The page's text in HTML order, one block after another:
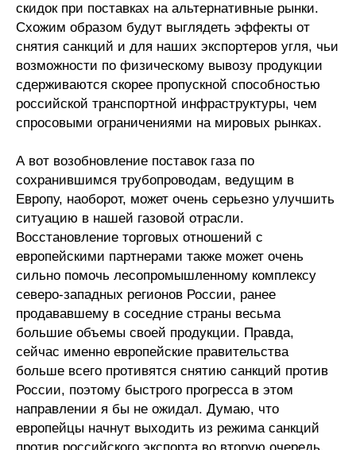
скидок при поставках на альтернативные рынки.
Схожим образом будут выглядеть эффекты от
снятия санкций и для наших экспортеров угля, чьи
возможности по физическому вывозу продукции
сдерживаются скорее пропускной способностью
российской транспортной инфраструктуры, чем
спросовыми ограничениями на мировых рынках.
А вот возобновление поставок газа по
сохранившимся трубопроводам, ведущим в
Европу, наоборот, может очень серьезно улучшить
ситуацию в нашей газовой отрасли.
Восстановление торговых отношений с
европейскими партнерами также может очень
сильно помочь лесопромышленному комплексу
северо-западных регионов России, ранее
продававшему в соседние страны весьма
большие объемы своей продукции. Правда,
сейчас именно европейские правительства
больше всего противятся снятию санкций против
России, поэтому быстрого прогресса в этом
направлении я бы не ожидал. Думаю, что
европейцы начнут выходить из режима санкций